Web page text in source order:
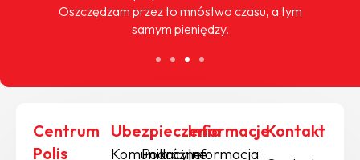
Oszczędzam przez to mnóstwo czasu, a tym
samym pieniędzy.
Centrum
Polis
Ubezpieczenia
Komunikacyjne
Podróżne
Informacje
Informacja
Kontakt